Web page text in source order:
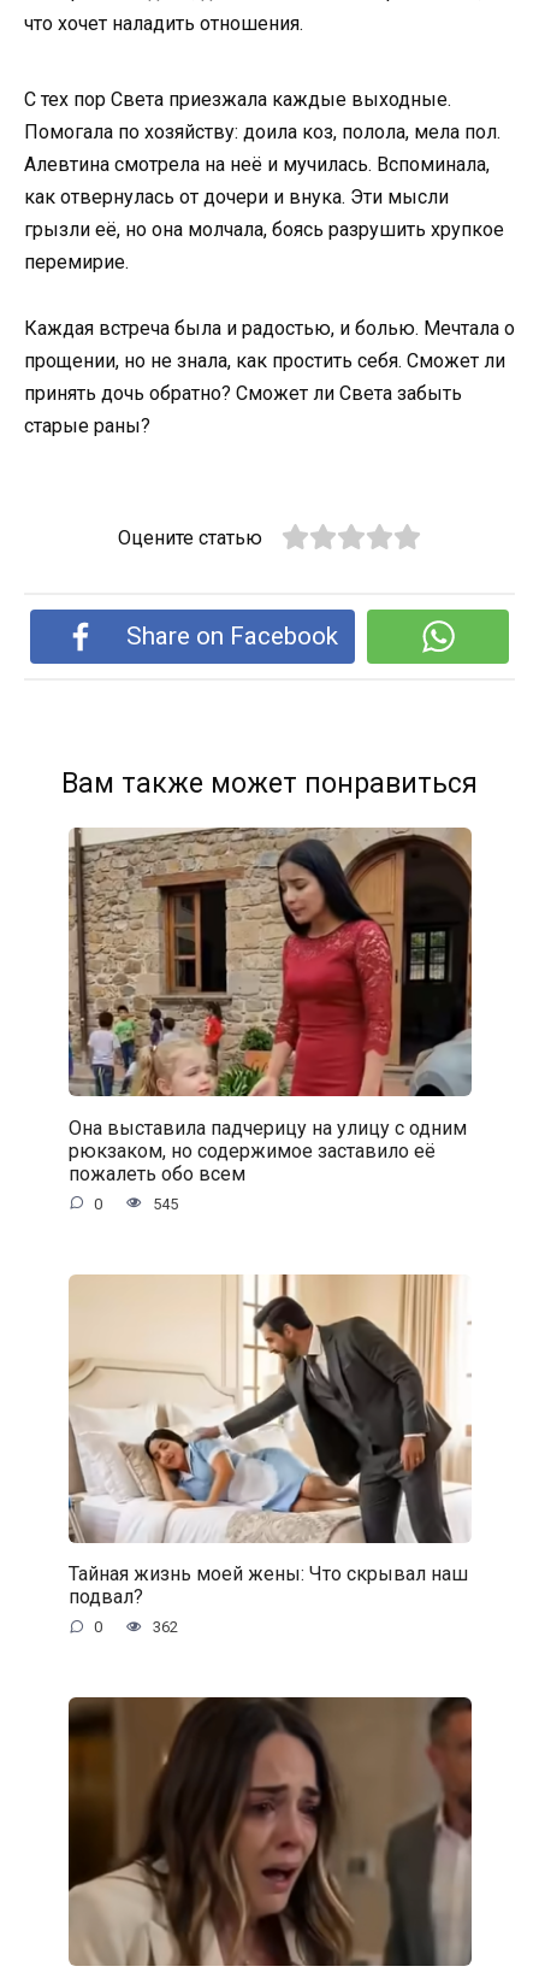
что хочет наладить отношения.
С тех пор Света приезжала каждые выходные.
Помогала по хозяйству: доила коз, полола, мела пол.
Алевтина смотрела на неё и мучилась. Вспоминала,
как отвернулась от дочери и внука. Эти мысли
грызли её, но она молчала, боясь разрушить хрупкое
перемирие.
Каждая встреча была и радостью, и болью. Мечтала о
прощении, но не знала, как простить себя. Сможет ли
принять дочь обратно? Сможет ли Света забыть
старые раны?
Оцените статью
Share on Facebook
Вам также может понравиться
Она выставила падчерицу на улицу с одним
рюкзаком, но содержимое заставило её
пожалеть обо всем
0 545
Тайная жизнь моей жены: Что скрывал наш
подвал?
0 362